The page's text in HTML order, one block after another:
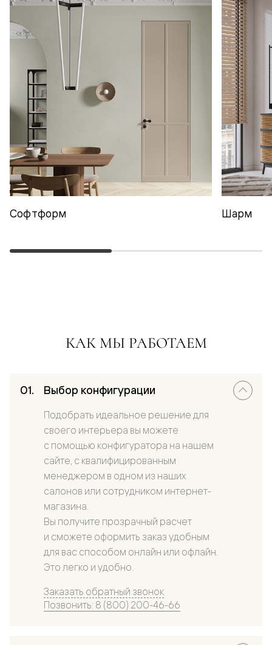
Софтформ Шарм
КАК МЫ РАБОТАЕМ
Выбор конфигурации
Подобрать идеальное решение для
своего интерьера вы можете
с помощью конфигуратора на нашем
сайте, с квалифицированным
менеджером в одном из наших
салонов или сотрудником интернет-
магазина.
Вы получите прозрачный расчет
и сможете оформить заказ удобным
для вас способом онлайн или офлайн.
Это легко и удобно.
Заказать обратный звонок
Позвонить: 8 (800) 200-46-66